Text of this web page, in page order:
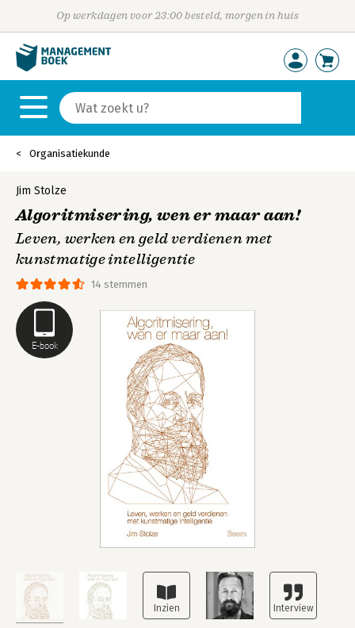
Op werkdagen voor 23:00 besteld, morgen in huis
Organisatiekunde
E-book
14 stemmen
Jim Stolze
Algoritmisering, wen er maar aan!
Leven, werken en geld verdienen met
kunstmatige intelligentie